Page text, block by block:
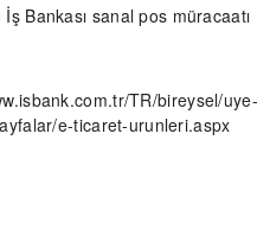
Bankası sanal pos müracaatı
TR/bireysel/uye-
e-ticaret-urunleri.aspx